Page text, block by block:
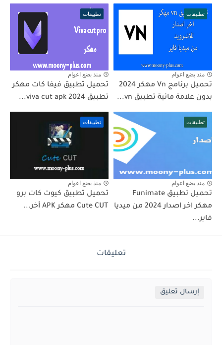
تطبيقات
منذ بضع اعوام
تحميل برنامج Vn مهكر 2024
بدون علامة مائية تطبيق vn...
تطبيقات
منذ بضع اعوام
تحميل تطبيق فيفا كات مهكر
تطبيق viva cut apk 2024...
تطبيقات
منذ بضع اعوام
تحميل تطبيق Funimate
مهكر اخر اصدار 2024 من ميديا
فاير...
تطبيقات
منذ بضع اعوام
تحميل تطبيق كيوت كات برو
Cute CUT مهكر APK أخر...
تعليقات
إرسال تعليق